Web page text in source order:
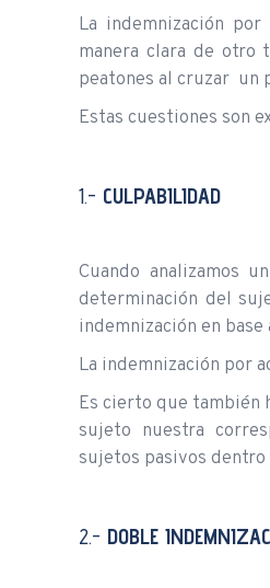
La indemnización
manera clara de otro
peatones al cruzar un
Estas cuestiones son
1.- CULPABILIDAD
Cuando analizamos
determinación del
indemnización en
La indemnización por
Es cierto que también
sujeto nuestra
sujetos pasivos
2.- DOBLE